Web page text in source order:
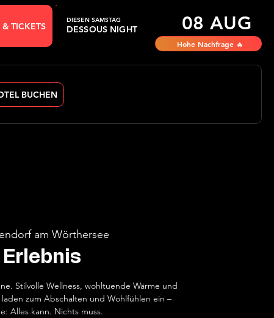
& TICKETS DESSOUS NIGHT 08 AUG
DIESEN SAMSTAG
Hohe Nachfrage 🔥
BUCHEN
am Wörthersee
Stilvolle Wellness, wohltuende Wärme und
zum Abschalten und Wohlfühlen ein –
Alles kann. Nichts muss.